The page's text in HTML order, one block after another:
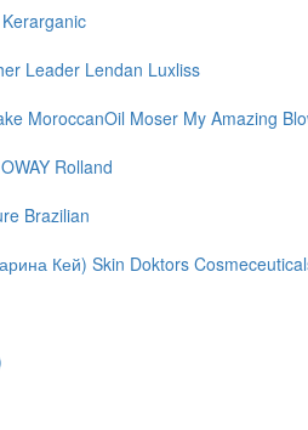
Kerarganic
Leader Lendan Luxliss
MoroccanOil Moser My Amazing
OWAY Rolland
Brazilian
Кей) Skin Doktors